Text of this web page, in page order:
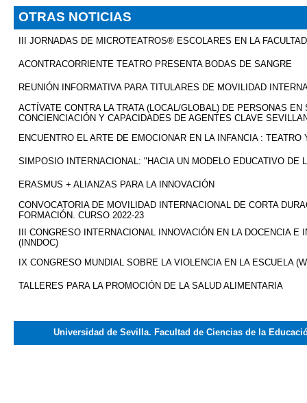
OTRAS NOTICIAS
III JORNADAS DE MICROTEATROS® ESCOLARES EN LA
ACONTRACORRIENTE TEATRO PRESENTA BODAS DE SANGRE
REUNIÓN INFORMATIVA PARA TITULARES DE MOVILIDAD
ACTÍVATE CONTRA LA TRATA (LOCAL/GLOBAL) DE PERSONAS
CONCIENCIACIÓN Y CAPACIDADES DE AGENTES CLAVE
ENCUENTRO EL ARTE DE EMOCIONAR EN LA INFANCIA :
SIMPOSIO INTERNACIONAL: "HACIA UN MODELO EDUCATIVO DE
ERASMUS + ALIANZAS PARA LA INNOVACIÓN
CONVOCATORIA DE MOVILIDAD INTERNACIONAL DE CORTA
FORMACIÓN. CURSO 2022-23
III CONGRESO INTERNACIONAL INNOVACIÓN EN LA DOCENCIA
(INNDOC)
IX CONGRESO MUNDIAL SOBRE LA VIOLENCIA EN LA ESCUELA
TALLERES PARA LA PROMOCIÓN DE LA SALUD ALIMENTARIA
Universidad de Sevilla. Facultad de Ciencias de la